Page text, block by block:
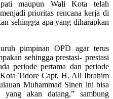
maupun Wali Kota telah
prioritas rencana kerja di
sehingga apa yang diharapkan
pimpinan OPD agar terus
sehingga prestasi- prestasi
periode pertama dan periode
Tidore Capt, H. Ali Ibrahim
Muhammad Sinen ini bisa
yang akan datang,” sambung